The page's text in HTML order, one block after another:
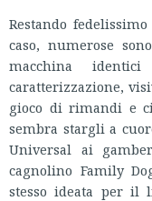
Restando
caso, numerose
macchina
caratterizzazione,
gioco di rimandi e
sembra stargli a
Universal ai
cagnolino Family
stesso ideata per il